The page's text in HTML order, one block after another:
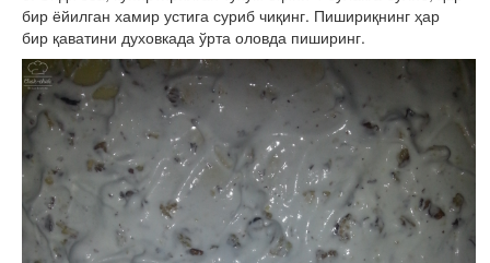
бир ёйилган хамир устига суриб чиқинг. Пишириқнинг ҳар
бир қаватини духовкада ўрта оловда пиширинг.